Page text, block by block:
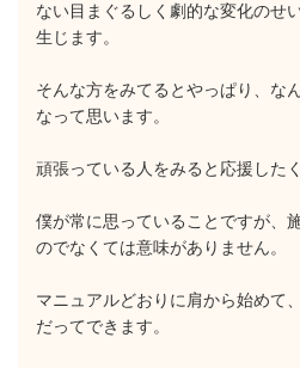
ない目まぐるしく劇的な変化のせ
生じます。
そんな方をみてるとやっぱり、な
なって思います。
頑張っている人をみると応援した
僕が常に思っていることですが、
のでなくては意味がありません。
マニュアルどおりに肩から始めて
だってできます。